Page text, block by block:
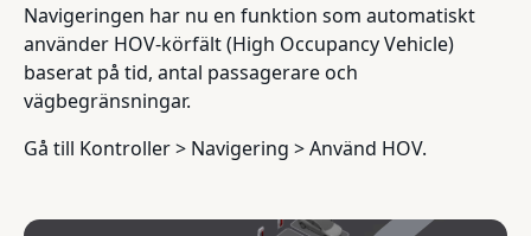
Navigeringen har nu en funktion som automatiskt
använder HOV-körfält (High Occupancy Vehicle)
baserat på tid, antal passagerare och
vägbegränsningar.
Gå till Kontroller > Navigering > Använd HOV.